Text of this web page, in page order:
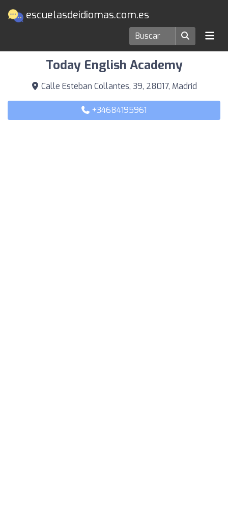
escuelasdeidiomas.com.es
Escuelas de idiomas en Madrid
Today English Academy
Calle Esteban Collantes, 39, 28017, Madrid
+34684195961